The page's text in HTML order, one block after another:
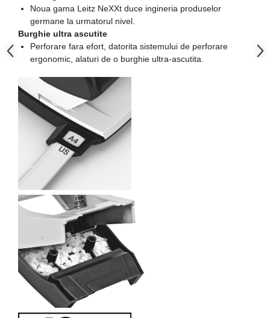
Copii - tricouri si hanorace
Comunicare si prezentare
Flipchart-uri
Ecrane Interactive
Sisteme de afisare
Ecrane de proiectie
Accesorii prezentare
Table magnetice (whiteboard-
uri)
Electronice si accesorii tech
Gadgeturi mobile
Securitate digitala
Adaptoare de calatorie
Baterii si acumulatori
Cabluri si conectivitate
Incarcatoare wireless
Noua gama Leitz NeXXt duce ingineria produselor
germane la urmatorul nivel.
Burghie ultra ascutite
Perforare fara efort, datorita sistemului de perforare
ergonomic, alaturi de o burghie ultra-ascutita.